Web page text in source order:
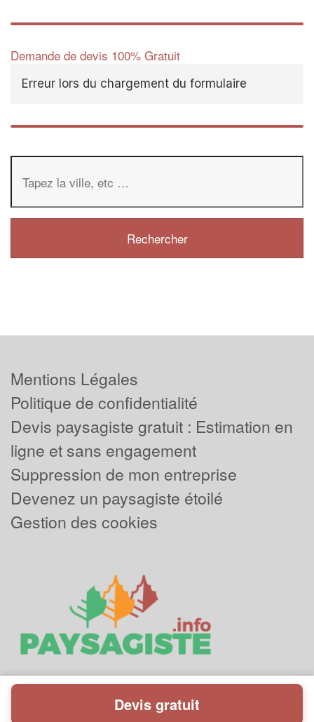
Demande de devis 100% Gratuit
Erreur lors du chargement du formulaire
Mentions Légales
Politique de confidentialité
Devis paysagiste gratuit : Estimation en
ligne et sans engagement
Suppression de mon entreprise
Devenez un paysagiste étoilé
Gestion des cookies
Powered byPlus que pro
Devis gratuit